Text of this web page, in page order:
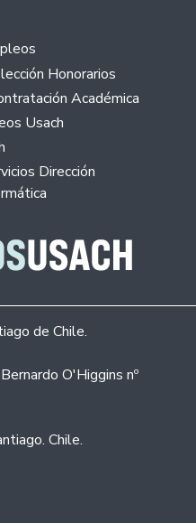
Honorarios
Académica
Usach
Dirección
de Chile.
O'Higgins nº
Chile.